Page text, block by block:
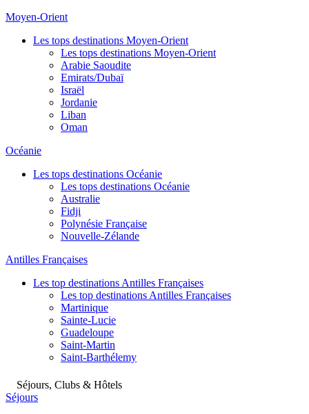
Moyen-Orient
Les tops destinations Moyen-Orient
Les tops destinations Moyen-Orient
Arabie Saoudite
Emirats/Dubaï
Israël
Jordanie
Liban
Oman
Océanie
Les tops destinations Océanie
Les tops destinations Océanie
Australie
Fidji
Polynésie Française
Nouvelle-Zélande
Antilles Françaises
Les top destinations Antilles Françaises
Les top destinations Antilles Françaises
Martinique
Sainte-Lucie
Guadeloupe
Saint-Martin
Saint-Barthélemy
Séjours, Clubs & Hôtels
Séjours